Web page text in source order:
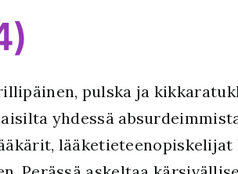
pulska ja
yhdessä